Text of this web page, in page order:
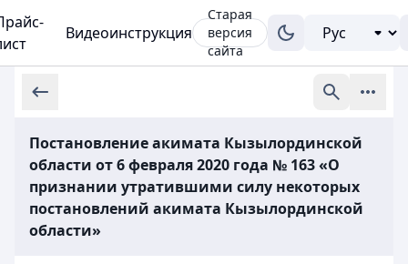
Видеоинструкция
Старая
версия
сайта
Постановление акимата Кызылординской
области от 6 февраля 2020 года № 163 «О
признании утратившими силу некоторых
постановлений акимата Кызылординской
области»